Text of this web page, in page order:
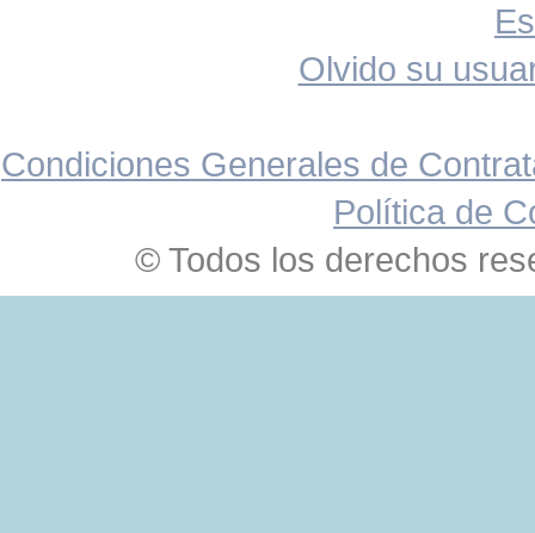
Olvido su
Condiciones Generales de
Política de
© Todos los derechos